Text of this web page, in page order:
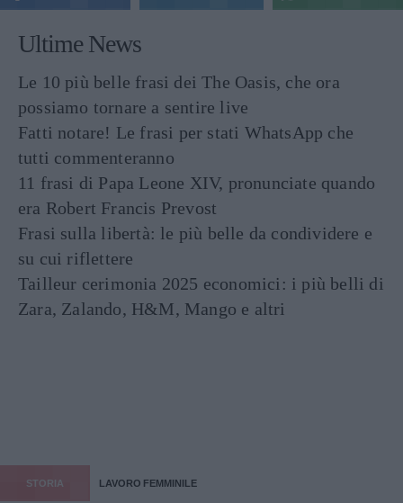
Ultime News
Le 10 più belle frasi dei The Oasis, che ora
possiamo tornare a sentire live
Fatti notare! Le frasi per stati WhatsApp che
tutti commenteranno
11 frasi di Papa Leone XIV, pronunciate quando
era Robert Francis Prevost
Frasi sulla libertà: le più belle da condividere e
su cui riflettere
Tailleur cerimonia 2025 economici: i più belli di
Zara, Zalando, H&M, Mango e altri
STORIA LAVORO FEMMINILE